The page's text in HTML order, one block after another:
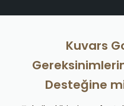
Kuvars
Desteğine